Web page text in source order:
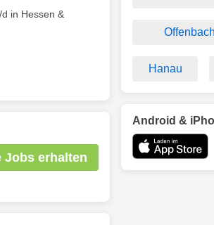
in Hessen &
Jobs erhalten
Hanau
Android &